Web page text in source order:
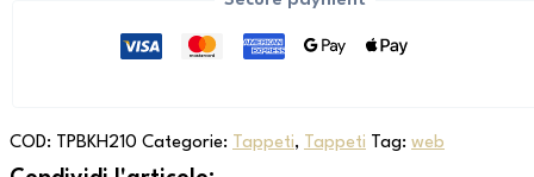
COD: TPBKH210 Categorie: Tappeti, Tappeti Tag: web